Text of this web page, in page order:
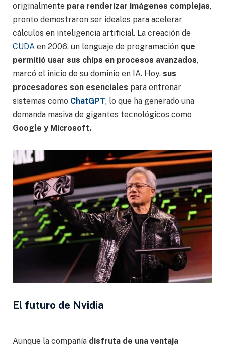
originalmente para renderizar imágenes complejas,
pronto demostraron ser ideales para acelerar
cálculos en inteligencia artificial. La creación de
CUDA en 2006, un lenguaje de programación que
permitió usar sus chips en procesos avanzados,
marcó el inicio de su dominio en IA. Hoy, sus
procesadores son esenciales para entrenar
sistemas como ChatGPT, lo que ha generado una
demanda masiva de gigantes tecnológicos como
Google y Microsoft.
El futuro de Nvidia
Aunque la compañía disfruta de una ventaja